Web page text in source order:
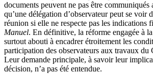
documents peuvent ne pas être communiqués
qu’une délégation d’observateur peut se voir
réunion si elle ne respecte pas les indications
Manuel. En définitive, la réforme engagée à
surtout abouti à encadrer étroitement les
participation des observateurs aux travaux du
Leur demande principale, à savoir leur
décision, n’a pas été entendue.